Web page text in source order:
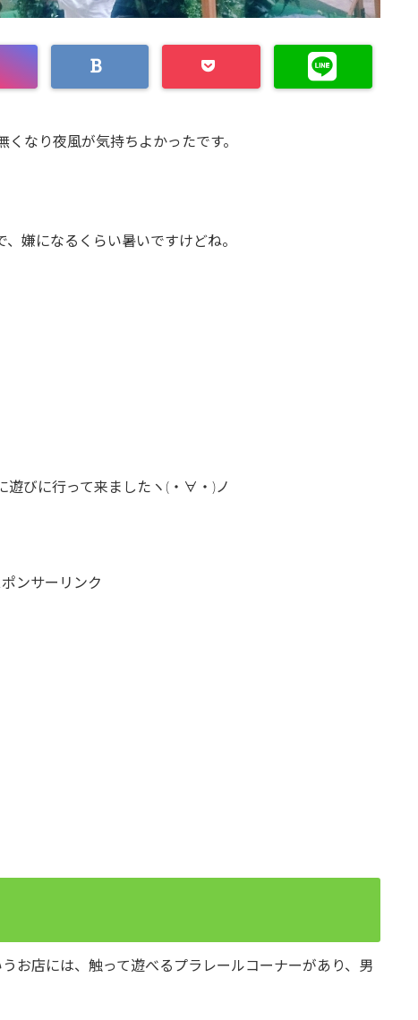
なり夜風が気持ちよかったです。
嫌になるくらい暑いですけどね。
遊びに行って来ましたヽ(・∀・)ノ
ポンサーリンク
お店には、触って遊べるプラレールコーナーがあり、男